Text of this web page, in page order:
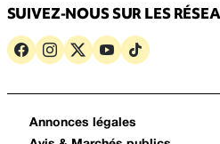
SUIVEZ-NOUS SUR LES
Annonces légales